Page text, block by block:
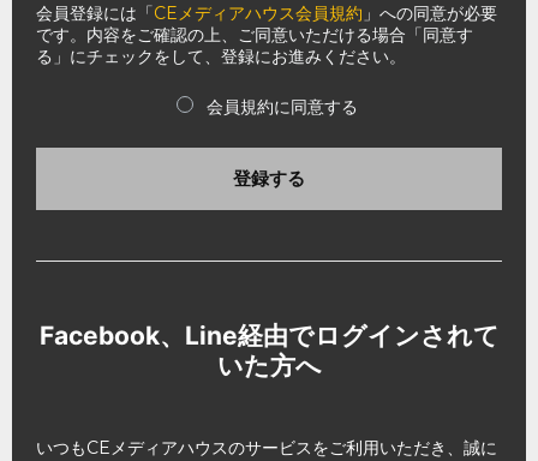
会員登録には「CEメディアハウス会員規約 」への同意が必要
です。内容をご確認の上、ご同意いただける場合「同意す
る」にチェックをして、登録にお進みください。
会員規約に同意する
登録する
Facebook、Line経由でログインされて
いた方へ
いつもCEメディアハウスのサービスをご利用いただき、誠に